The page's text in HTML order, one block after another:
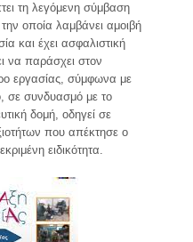
τη λεγόμενη σύμβαση
οποία λαμβάνει αμοιβή
και έχει ασφαλιστική
να παράσχει στον
εργασίας, σύμφωνα με
σε συνδυασμό με το
δομή, οδηγεί σε
που απέκτησε ο
ειδικότητα.